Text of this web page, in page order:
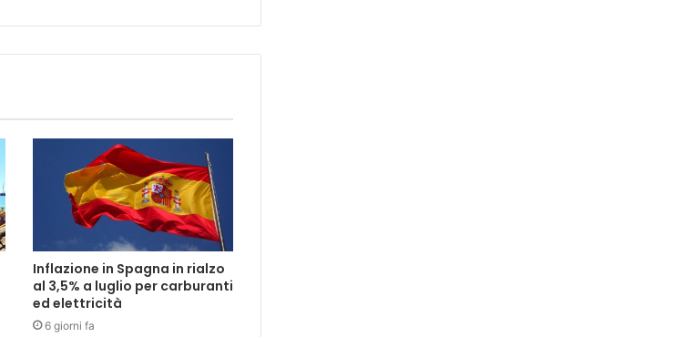
Inflazione in Spagna in rialzo
al 3,5% a luglio per carburanti
ed elettricità
6 giorni fa